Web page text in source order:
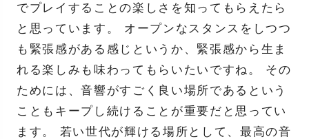
でプレイすることの楽しさを知ってもらえたら
と思っています。 オープンなスタンスをしつつ
も緊張感がある感じというか、緊張感から生ま
れる楽しみも味わってもらいたいですね。 その
ためには、音響がすごく良い場所であるという
こともキープし続けることが重要だと思ってい
ます。 若い世代が輝ける場所として、最高の音